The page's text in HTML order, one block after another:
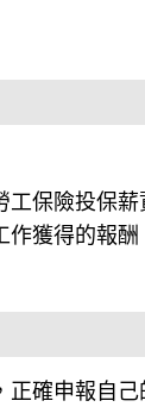
保險投保
獲得的報酬
確申報自